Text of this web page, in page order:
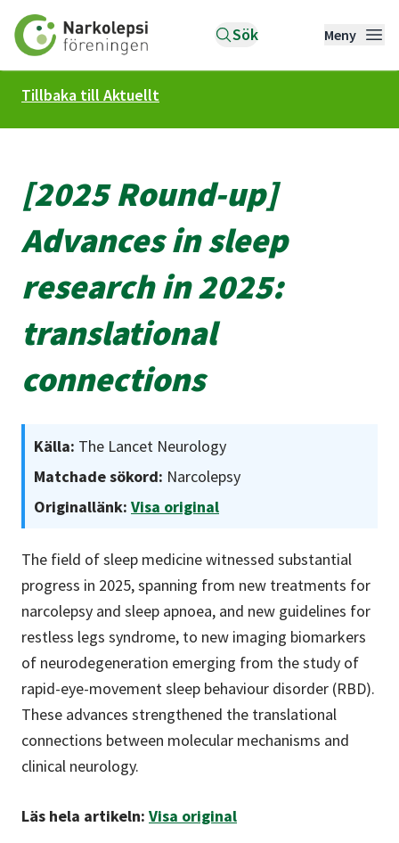
Till startsidan Sök Meny
Tillbaka till Aktuellt
[2025 Round-up]
Advances in sleep
research in 2025:
translational
connections
Källa: The Lancet Neurology
Matchade sökord: Narcolepsy
Originallänk: Visa original
The field of sleep medicine witnessed substantial
progress in 2025, spanning from new treatments for
narcolepsy and sleep apnoea, and new guidelines for
restless legs syndrome, to new imaging biomarkers
of neurodegeneration emerging from the study of
rapid-eye-movement sleep behaviour disorder (RBD).
These advances strengthened the translational
connections between molecular mechanisms and
clinical neurology.
Läs hela artikeln: Visa original